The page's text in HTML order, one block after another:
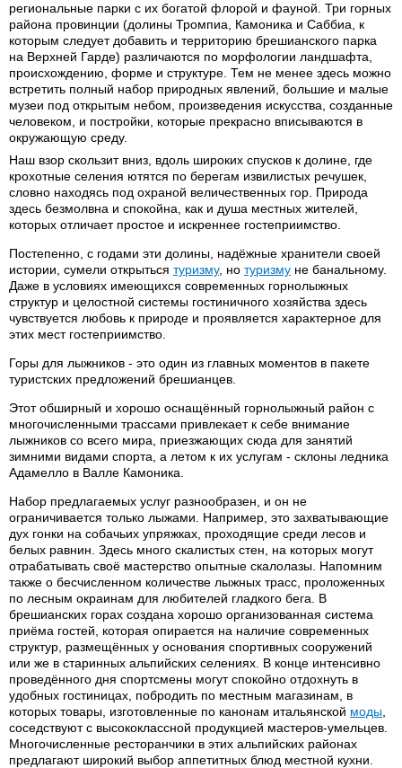
региональные парки с их богатой флорой и фауной. Три горных
района провинции (долины Тромпиа, Камоника и Саббиа, к
которым следует добавить и территорию брешианского парка
на Верхней Гарде) различаются по морфологии ландшафта,
происхождению, форме и структуре. Тем не менее здесь можно
встретить полный набор природных явлений, большие и малые
музеи под открытым небом, произведения искусства, созданные
человеком, и постройки, которые прекрасно вписываются в
окружающую среду.
Наш взор скользит вниз, вдоль широких спусков к долине, где
крохотные селения ютятся по берегам извилистых речушек,
словно находясь под охраной величественных гор. Природа
здесь безмолвна и спокойна, как и душа местных жителей,
которых отличает простое и искреннее гостеприимство.
Постепенно, с годами эти долины, надёжные хранители своей
истории, сумели открыться туризму, но туризму не банальному.
Даже в условиях имеющихся современных горнолыжных
структур и целостной системы гостиничного хозяйства здесь
чувствуется любовь к природе и проявляется характерное для
этих мест гостеприимство.
Горы для лыжников - это один из главных моментов в пакете
туристских предложений брешианцев.
Этот обширный и хорошо оснащённый горнолыжный район с
многочисленными трассами привлекает к себе внимание
лыжников со всего мира, приезжающих сюда для занятий
зимними видами спорта, а летом к их услугам - склоны ледника
Адамелло в Валле Камоника.
Набор предлагаемых услуг разнообразен, и он не
ограничивается только лыжами. Например, это захватывающие
дух гонки на собачьих упряжках, проходящие среди лесов и
белых равнин. Здесь много скалистых стен, на которых могут
отрабатывать своё мастерство опытные скалолазы. Напомним
также о бесчисленном количестве лыжных трасс, проложенных
по лесным окраинам для любителей гладкого бега. В
брешианских горах создана хорошо организованная система
приёма гостей, которая опирается на наличие современных
структур, размещённых у основания спортивных сооружений
или же в старинных альпийских селениях. В конце интенсивно
проведённого дня спортсмены могут спокойно отдохнуть в
удобных гостиницах, побродить по местным магазинам, в
которых товары, изготовленные по канонам итальянской моды
соседствуют с высококлассной продукцией мастеров-умельцев.
Многочисленные ресторанчики в этих альпийских районах
предлагают широкий выбор аппетитных блюд местной кухни.